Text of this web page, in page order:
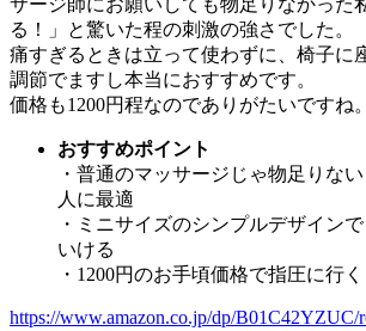
サージ師にお願いしても物足りなかった
る！」と驚いた程の刺激の強さでした。
痛すぎるときは立って使わずに、椅子に
調節でますし本当におすすめです。
価格も1200円程なのでありがたいですね。
おすすめポイント
・普通のマッサージじゃ物足りな
人に最適
・ミニサイズのシンプルデザイン
いける
・1200円のお手頃価格で指圧に行
https://www.amazon.co.jp/dp/